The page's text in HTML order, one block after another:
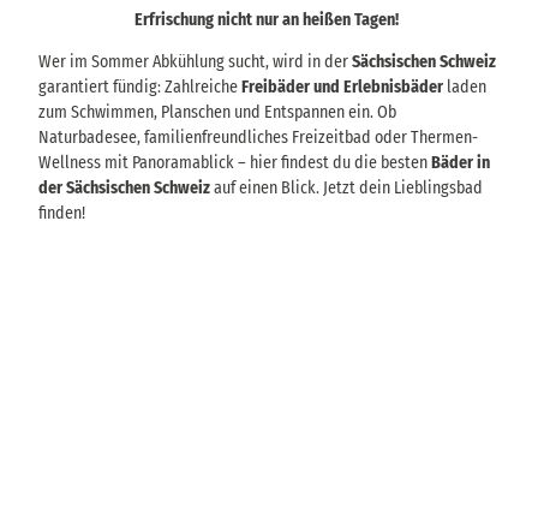
Erfrischung nicht nur an heißen Tagen!
Wer im Sommer Abkühlung sucht, wird in derSächsischen Schweiz
garantiert fündig: ZahlreicheFreibäder und Erlebnisbäder laden
zum Schwimmen, Planschen und Entspannen ein. Ob
Naturbadesee, familienfreundliches Freizeitbad oder Thermen-
Wellness mit Panoramablick – hier findest du die bestenBäder in
der Sächsischen Schweizauf einen Blick. Jetzt dein Lieblingsbad
finden!